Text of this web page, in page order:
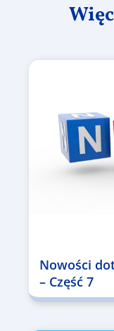
Nowości
– Część 7